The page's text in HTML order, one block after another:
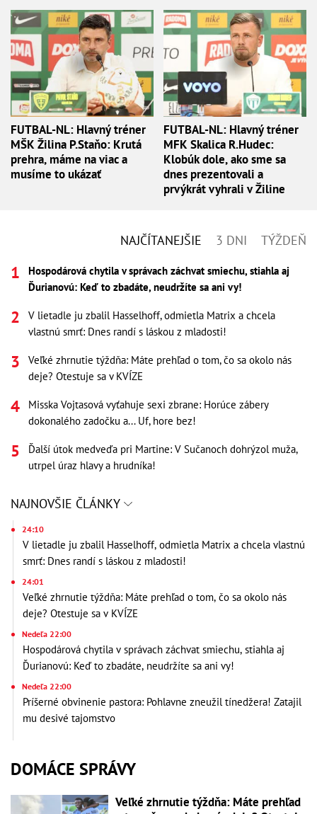
FUTBAL-NL: Hlavný tréner
MŠK Žilina P.Staňo: Krutá
prehra, máme na viac a
musíme to ukázať
FUTBAL-NL: Hlavný tréner
MFK Skalica R.Hudec:
Klobúk dole, ako sme sa
dnes prezentovali a
prvýkrát vyhrali v Žiline
NAJČÍTANEJŠIE 3 DNI TÝŽDEŇ
Hospodárová chytila v správach záchvat smiechu, stiahla aj
Ďurianovú: Keď to zbadáte, neudržíte sa ani vy!
V lietadle ju zbalil Hasselhoff, odmietla Matrix a chcela
vlastnú smrť: Dnes randí s láskou z mladosti!
Veľké zhrnutie týždňa: Máte prehľad o tom, čo sa okolo nás
deje? Otestuje sa v KVÍZE
Misska Vojtasová vyťahuje sexi zbrane: Horúce zábery
dokonalého zadočku a... Uf, hore bez!
Ďalší útok medveďa pri Martine: V Sučanoch dohrýzol muža,
utrpel úraz hlavy a hrudníka!
NAJNOVŠIE ČLÁNKY
24:10
V lietadle ju zbalil Hasselhoff, odmietla Matrix a chcela vlastnú
smrť: Dnes randí s láskou z mladosti!
24:01
Veľké zhrnutie týždňa: Máte prehľad o tom, čo sa okolo nás
deje? Otestuje sa v KVÍZE
Nedeľa 22:00
Hospodárová chytila v správach záchvat smiechu, stiahla aj
Ďurianovú: Keď to zbadáte, neudržíte sa ani vy!
Nedeľa 22:00
Príšerné obvinenie pastora: Pohlavne zneužil tínedžera! Zatajil
mu desivé tajomstvo
DOMÁCE SPRÁVY
Veľké zhrnutie týždňa: Máte prehľad